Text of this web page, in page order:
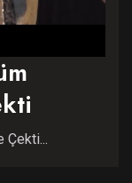
Çekti...